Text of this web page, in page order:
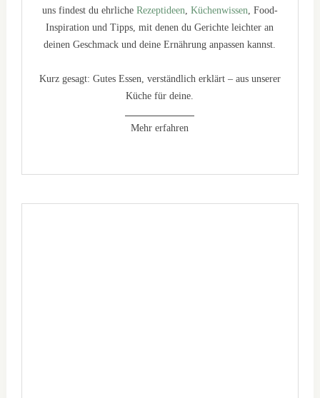
uns findest du ehrliche Rezeptideen, Küchenwissen, Food-
Inspiration und Tipps, mit denen du Gerichte leichter an
deinen Geschmack und deine Ernährung anpassen kannst.
Kurz gesagt: Gutes Essen, verständlich erklärt – aus unserer
Küche für deine.
Mehr erfahren